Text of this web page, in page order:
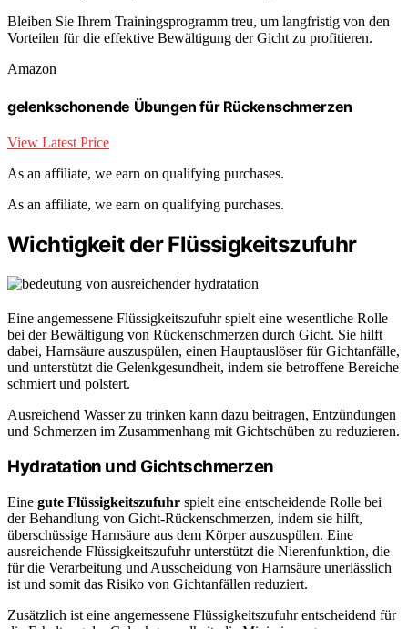
Bleiben Sie Ihrem Trainingsprogramm treu, um langfristig von den
Vorteilen für die effektive Bewältigung der Gicht zu profitieren.
Amazon
gelenkschonende Übungen für Rückenschmerzen
View Latest Price
As an affiliate, we earn on qualifying purchases.
As an affiliate, we earn on qualifying purchases.
Wichtigkeit der Flüssigkeitszufuhr
Eine angemessene Flüssigkeitszufuhr spielt eine wesentliche Rolle
bei der Bewältigung von Rückenschmerzen durch Gicht. Sie hilft
dabei, Harnsäure auszuspülen, einen Hauptauslöser für Gichtanfälle,
und unterstützt die Gelenkgesundheit, indem sie betroffene Bereiche
schmiert und polstert.
Ausreichend Wasser zu trinken kann dazu beitragen, Entzündungen
und Schmerzen im Zusammenhang mit Gichtschüben zu reduzieren.
Hydratation und Gichtschmerzen
Eine gute Flüssigkeitszufuhr spielt eine entscheidende Rolle bei
der Behandlung von Gicht-Rückenschmerzen, indem sie hilft,
überschüssige Harnsäure aus dem Körper auszuspülen. Eine
ausreichende Flüssigkeitszufuhr unterstützt die Nierenfunktion, die
für die Verarbeitung und Ausscheidung von Harnsäure unerlässlich
ist und somit das Risiko von Gichtanfällen reduziert.
Zusätzlich ist eine angemessene Flüssigkeitszufuhr entscheidend für